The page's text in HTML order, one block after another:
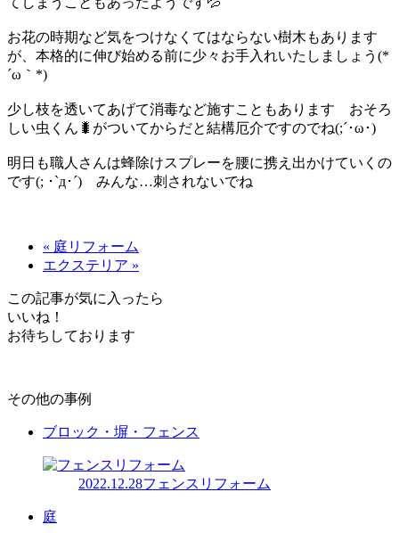
お花の時期など気をつけなくてはならない樹木もあります
が、本格的に伸び始める前に少々お手入れいたしましょう(*
´ω｀*)
少し枝を透いてあげて消毒など施すこともあります おそろ
しい虫くん🐛がついてからだと結構厄介ですのでね(;´･ω･)
明日も職人さんは蜂除けスプレーを腰に携え出かけていくの
です(; ･`д･´) みんな…刺されないでね
« 庭リフォーム
エクステリア »
この記事が気に入ったら
いいね！
お待ちしております
その他の事例
ブロック・塀・フェンス
2022.12.28フェンスリフォーム
庭